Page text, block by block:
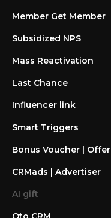
Member Get Member
Subsidized NPS
Mass Reactivation
Last Chance
Influencer link
Smart Triggers
Bonus Voucher | Offer
CRMads | Advertiser
AI gift